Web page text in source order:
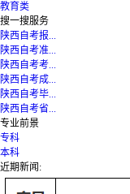
教育类
搜一搜服务
陕西自考报...
陕西自考准...
陕西自考考...
陕西自考成...
陕西自考毕...
陕西自考省...
专业前景
专科
本科
近期新闻: